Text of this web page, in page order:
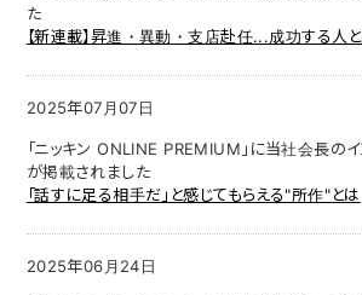
た
【新連載】昇進・異動・支店赴任...成功する人
2025年07月07日
「ニッキン ONLINE PREMIUM」に当社会長の
が掲載されました
「話すに足る相手だ」と感じてもらえる"所作"とは
2025年06月24日